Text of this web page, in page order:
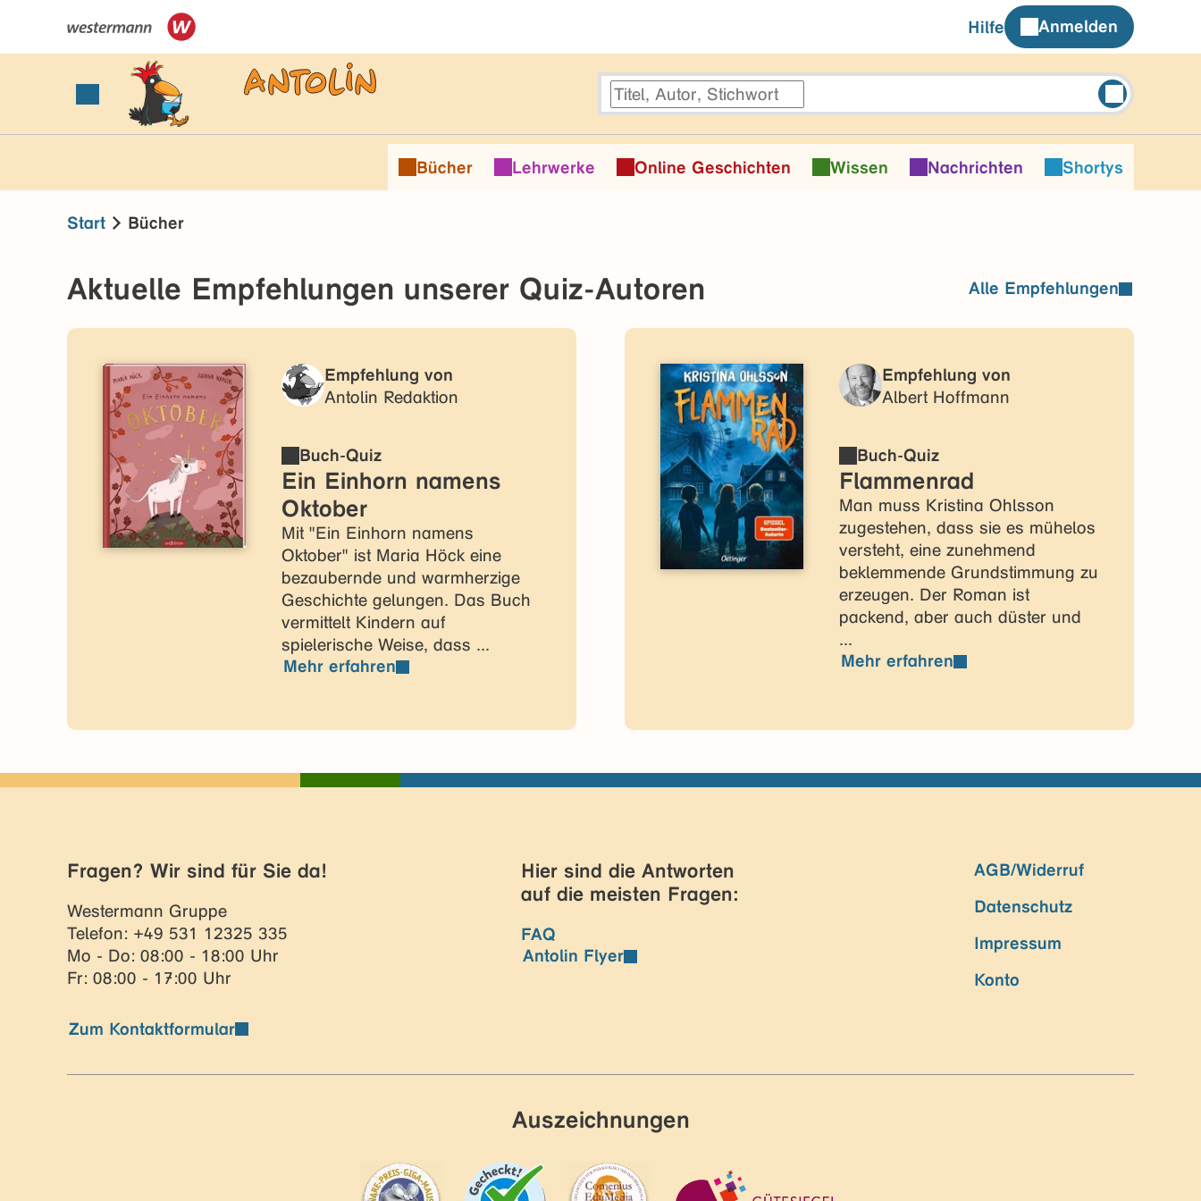
Hilfe Anmelden
Bücher Lehrwerke Online Geschichten Wissen Nachrichten Shortys
Start Bücher
Aktuelle Empfehlungen unserer Quiz-Autoren Alle Empfehlungen
Empfehlung von
Antolin Redaktion
Buch-Quiz
Ein Einhorn namens
Oktober
Mit "Ein Einhorn namens
Oktober" ist Maria Höck eine
bezaubernde und warmherzige
Geschichte gelungen. Das Buch
vermittelt Kindern auf
spielerische Weise, dass ...
Mehr erfahren
Empfehlung von
Albert Hoffmann
Buch-Quiz
Flammenrad
Man muss Kristina Ohlsson
zugestehen, dass sie es mühelos
versteht, eine zunehmend
beklemmende Grundstimmung zu
erzeugen. Der Roman ist
packend, aber auch düster und
...
Mehr erfahren
Fragen? Wir sind für Sie da!
Westermann Gruppe
Telefon: +49 531 12325 335
Mo - Do: 08:00 - 18:00 Uhr
Fr: 08:00 - 17:00 Uhr
Zum Kontaktformular
Hier sind die Antworten
auf die meisten Fragen:
FAQ
Antolin Flyer
AGB/Widerruf
Datenschutz
Impressum
Konto
Auszeichnungen